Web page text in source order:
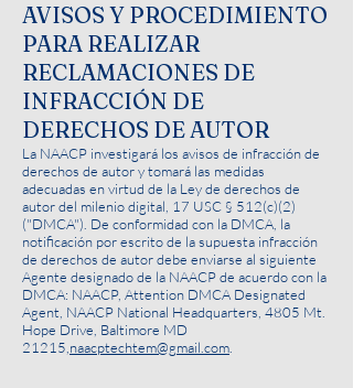
AVISOS Y PROCEDIMIENTO
PARA REALIZAR
RECLAMACIONES DE
INFRACCIÓN DE
DERECHOS DE AUTOR
La NAACP investigará los avisos de infracción de
derechos de autor y tomará las medidas
adecuadas en virtud de la Ley de derechos de
autor del milenio digital, 17 USC § 512(c)(2)
("DMCA"). De conformidad con la DMCA, la
notificación por escrito de la supuesta infracción
de derechos de autor debe enviarse al siguiente
Agente designado de la NAACP de acuerdo con la
DMCA: NAACP, Attention DMCA Designated
Agent, NAACP National Headquarters, 4805 Mt.
Hope Drive, Baltimore MD
21215, naacptechtem@gmail.com